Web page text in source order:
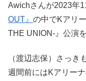
Awichさんが2023年
OUT』 の中でKアリ
THE UNION-』公演
（渡辺志保）さっき
週間前にはKアリー